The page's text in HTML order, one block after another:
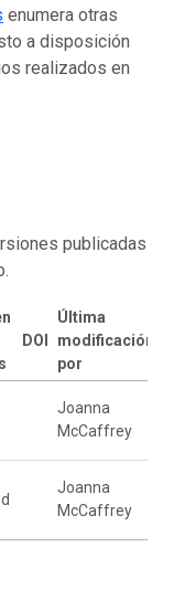
enumera otras
a disposición
realizados en
publicadas
DOI
Última
modificación
por
Joanna
McCaffrey
Joanna
McCaffrey